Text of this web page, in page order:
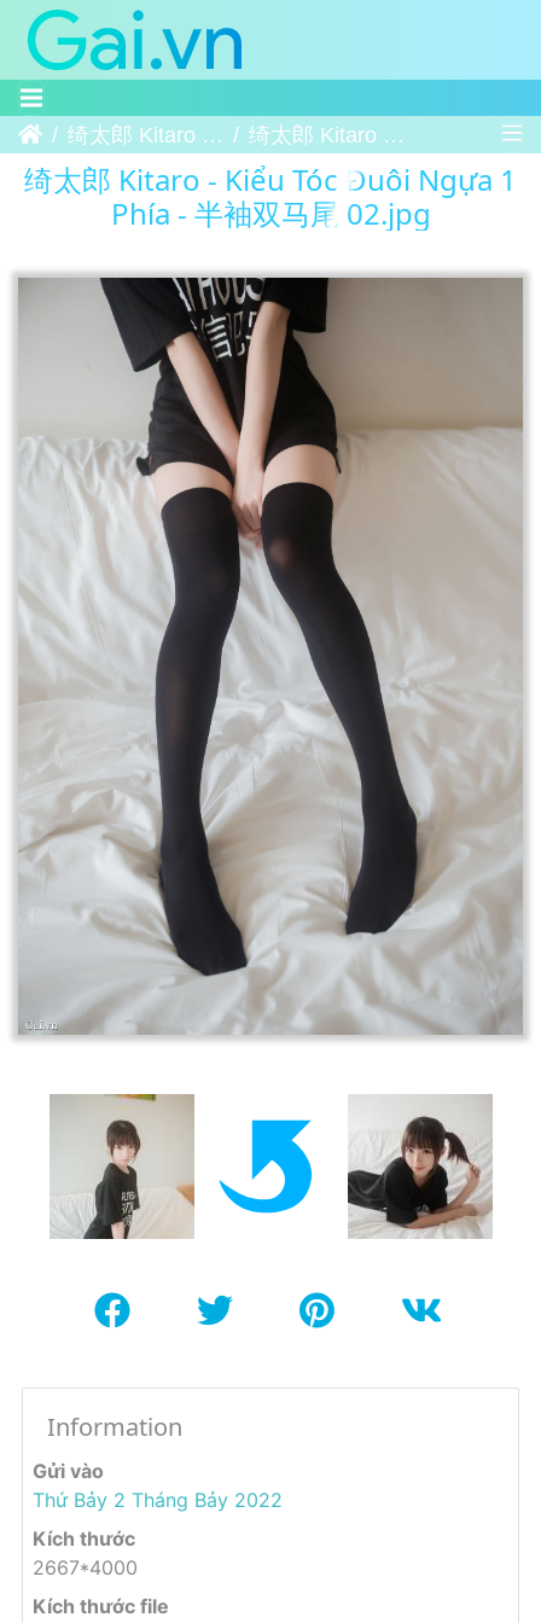
Trang chủ绮太郎 Kitaro - Kiểu Tóc Đuôi Ngựa 1 Phía - 半袖双马尾 绮太郎 Kitaro - Kiểu Tóc Đuôi Ngựa 1 Phía - 半袖双马尾 02
绮太郎 Kitaro - Kiểu Tóc Đuôi Ngựa 1
Phía - 半袖双马尾 02.jpg
Information
Gửi vào
Thứ Bảy 2 Tháng Bảy 2022
Kích thước
2667*4000
Kích thước file